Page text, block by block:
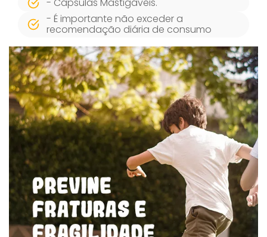
- É importante não exceder a
recomendação diária de consumo